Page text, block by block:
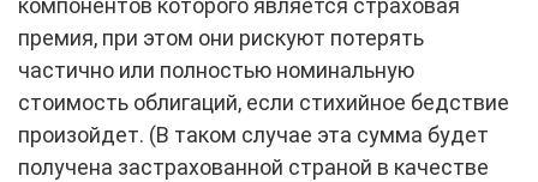
компонентов которого является страховая
премия, при этом они рискуют потерять
частично или полностью номинальную
стоимость облигаций, если стихийное бедствие
произойдет. (В таком случае эта сумма будет
получена застрахованной страной в качестве